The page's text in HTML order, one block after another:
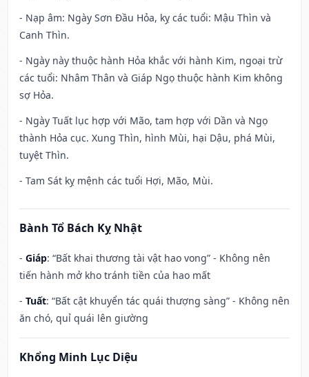
- Nạp âm: Ngày Sơn Đầu Hỏa, kỵ các tuổi: Mậu Thìn và
Canh Thìn.
- Ngày này thuộc hành Hỏa khắc với hành Kim, ngoại trừ
các tuổi: Nhâm Thân và Giáp Ngọ thuộc hành Kim không
sợ Hỏa.
- Ngày Tuất lục hợp với Mão, tam hợp với Dần và Ngọ
thành Hỏa cục. Xung Thìn, hình Mùi, hại Dậu, phá Mùi,
tuyệt Thìn.
- Tam Sát kỵ mệnh các tuổi Hợi, Mão, Mùi.
Bành Tổ Bách Kỵ Nhật
- Giáp: “Bất khai thương tài vật hao vong” - Không nên
tiến hành mở kho tránh tiền của hao mất
- Tuất: “Bất cật khuyển tác quái thượng sàng” - Không nên
ăn chó, quỉ quái lên giường
Khổng Minh Lục Diệu